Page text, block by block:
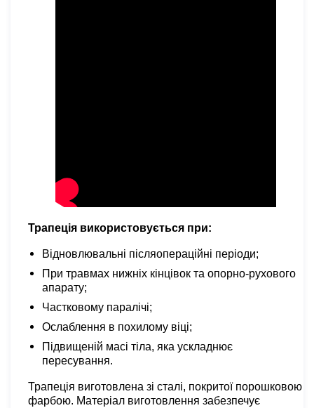
Трапеція використовується при:
Відновлювальні післяопераційні періоди;
При травмах нижніх кінцівок та опорно-рухового
апарату;
Частковому паралічі;
Ослаблення в похилому віці;
Підвищеній масі тіла, яка ускладнює
пересування.
Трапеція виготовлена зі сталі, покритої порошковою
фарбою. Матеріал виготовлення забезпечує